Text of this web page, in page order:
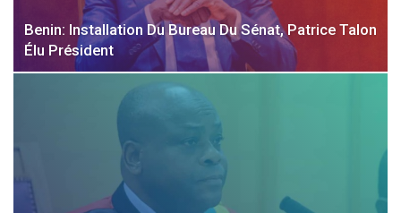
Benin: Installation Du Bureau Du Sénat, Patrice Talon
Élu Président